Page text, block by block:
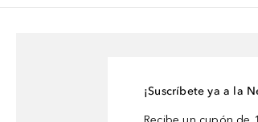
¡Suscríbete ya a la